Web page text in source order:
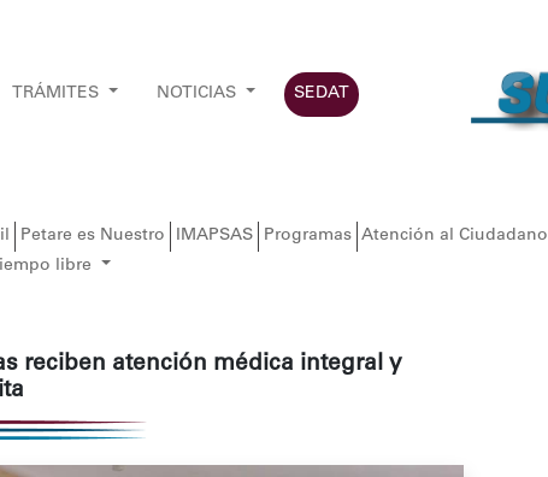
TRÁMITES NOTICIAS SEDAT
Petare es Nuestro IMAPSAS Programas Atención al Ciudadano
libre
reciben atención médica integral y